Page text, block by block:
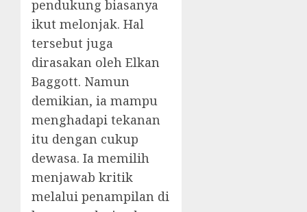
pendukung biasanya
ikut melonjak. Hal
tersebut juga
dirasakan oleh Elkan
Baggott. Namun
demikian, ia mampu
menghadapi tekanan
itu dengan cukup
dewasa. Ia memilih
menjawab kritik
melalui penampilan di